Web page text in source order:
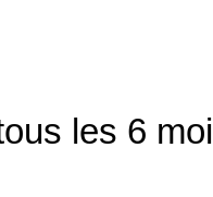
les 6